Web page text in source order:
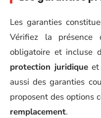
Les garanties
Vérifiez la présence
obligatoire et incluse
protection juridiqueet
aussi des garanties
proposent des options
remplacement.